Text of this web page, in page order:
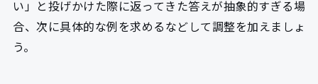
い」と投げかけた際に返ってきた答えが抽象的すぎる場
合、次に具体的な例を求めるなどして調整を加えましょ
う。